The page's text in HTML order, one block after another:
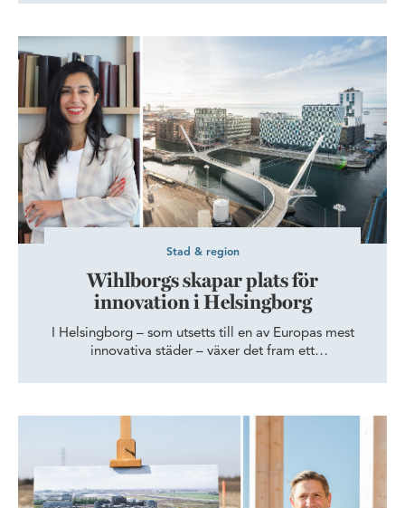
Stad & region
Wihlborgs skapar plats för
innovation i Helsingborg
I Helsingborg – som utsetts till en av Europas mest
innovativa städer – växer det fram ett
Science Village – ett världsledande forskningsområde